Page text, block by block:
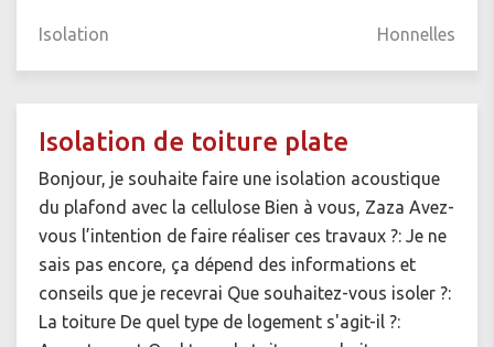
Isolation Honnelles
Isolation de toiture plate
Bonjour, je souhaite faire une isolation acoustique
du plafond avec la cellulose Bien à vous, Zaza Avez-
vous l’intention de faire réaliser ces travaux ?: Je ne
sais pas encore, ça dépend des informations et
conseils que je recevrai Que souhaitez-vous isoler ?:
La toiture De quel type de logement s'agit-il ?: